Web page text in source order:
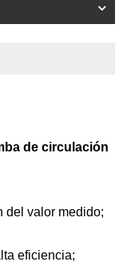
de circulación
del valor medido;
eficiencia;